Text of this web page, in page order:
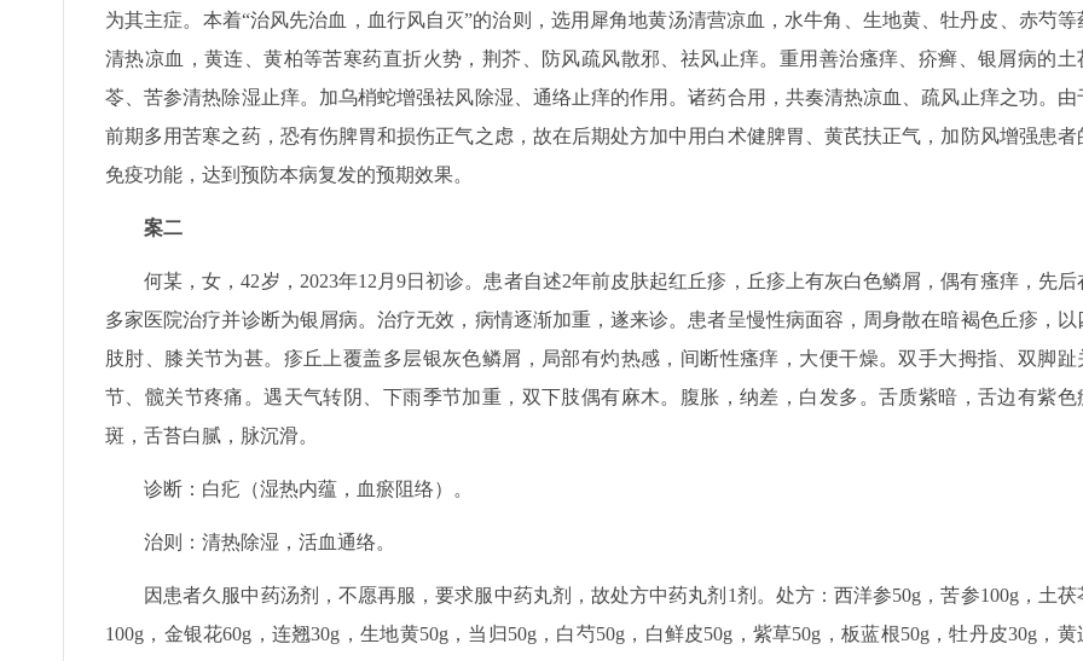
为其主症。本着“治风先治血，血行风自灭”的治则，选用犀角地黄汤清营凉血，水牛角、生地黄、牡丹皮、赤芍等
清热凉血，黄连、黄柏等苦寒药直折火势，荆芥、防风疏风散邪、祛风止痒。重用善治瘙痒、疥癣、银屑病的土
苓、苦参清热除湿止痒。加乌梢蛇增强祛风除湿、通络止痒的作用。诸药合用，共奏清热凉血、疏风止痒之功。由
前期多用苦寒之药，恐有伤脾胃和损伤正气之虑，故在后期处方加中用白术健脾胃、黄芪扶正气，加防风增强患者
免疫功能，达到预防本病复发的预期效果。
案二
何某，女，42岁，2023年12月9日初诊。患者自述2年前皮肤起红丘疹，丘疹上有灰白色鳞屑，偶有瘙痒，先后
多家医院治疗并诊断为银屑病。治疗无效，病情逐渐加重，遂来诊。患者呈慢性病面容，周身散在暗褐色丘疹，以
肢肘、膝关节为甚。疹丘上覆盖多层银灰色鳞屑，局部有灼热感，间断性瘙痒，大便干燥。双手大拇指、双脚趾
节、髋关节疼痛。遇天气转阴、下雨季节加重，双下肢偶有麻木。腹胀，纳差，白发多。舌质紫暗，舌边有紫色
斑，舌苔白腻，脉沉滑。
诊断：白疕（湿热内蕴，血瘀阻络）。
治则：清热除湿，活血通络。
因患者久服中药汤剂，不愿再服，要求服中药丸剂，故处方中药丸剂1剂。处方：西洋参50g，苦参100g，土茯
100g，金银花60g，连翘30g，生地黄50g，当归50g，白芍50g，白鲜皮50g，紫草50g，板蓝根50g，牡丹皮30g，黄